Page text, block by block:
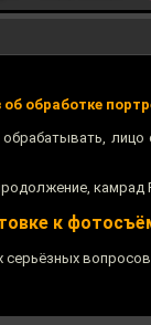
об обработке
камрад
к